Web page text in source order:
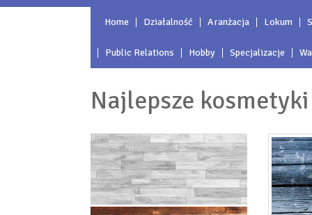
Home Działalność Aranżacja Lokum
Public Relations Hobby Specjalizacje
Najlepsze